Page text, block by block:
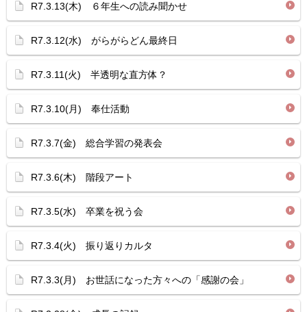
R7.3.13(木) ６年生への読み聞かせ
R7.3.12(水) がらがらどん最終日
R7.3.11(火) 半透明な直方体？
R7.3.10(月) 奉仕活動
R7.3.7(金) 総合学習の発表会
R7.3.6(木) 階段アート
R7.3.5(水) 卒業を祝う会
R7.3.4(火) 振り返りカルタ
R7.3.3(月) お世話になった方々への「感謝の会」